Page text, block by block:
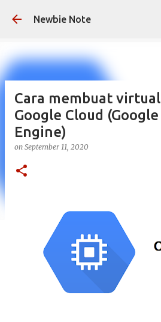
Newbie Note
Cara membuat
Google Cloud
Engine)
on September 11, 2020